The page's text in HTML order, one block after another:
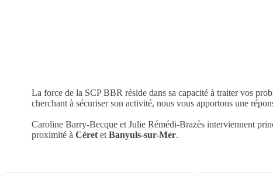
La force de la SCP BBR réside dans sa capacité à traiter vos
cherchant à sécuriser son activité, nous vous apportons une
Caroline Barry-Becque et Julie Rémédi-Brazès interviennent
proximité àCéret etBanyuls-sur-Mer.